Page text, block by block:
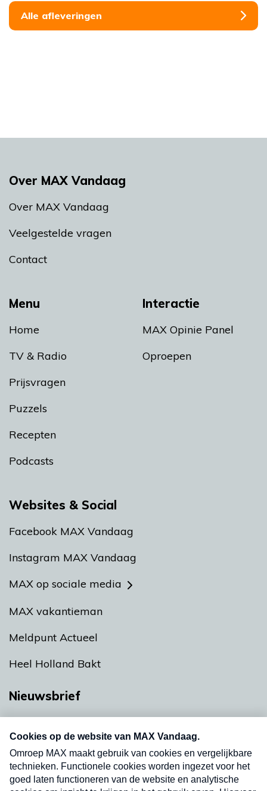
Alle afleveringen
Menu
Home
TV & Radio
Prijsvragen
Puzzels
Recepten
Podcasts
Interactie
MAX Opinie Panel
Oproepen
Over MAX Vandaag
Over MAX Vandaag
Veelgestelde vragen
Contact
Websites & Social
Facebook MAX Vandaag
Instagram MAX Vandaag
MAX op sociale media
MAX vakantieman
Meldpunt Actueel
Heel Holland Bakt
Nieuwsbrief
nieuwsbrief. Elke vrijdag- en dinsdagochtend in
uw mailbox.
Verzend